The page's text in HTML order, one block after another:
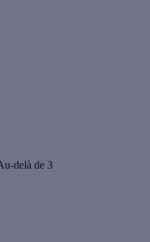
delà de 3